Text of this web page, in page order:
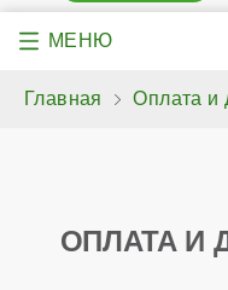
Главная Оплата и
ОПЛАТА И